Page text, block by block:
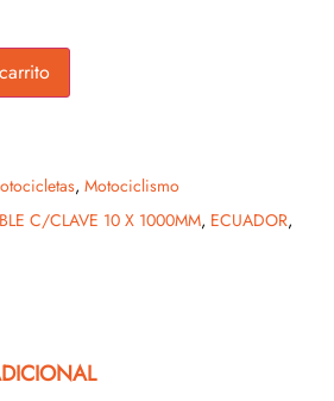
, Motociclismo
C/CLAVE 10 X 1000MM, ECUADOR,